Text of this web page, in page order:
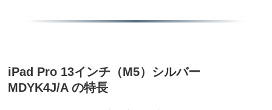
iPad Pro 13インチ（M5）シルバー
MDYK4J/A の特長